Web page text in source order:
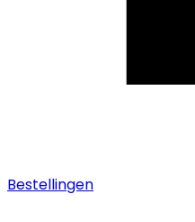
Bestellingen